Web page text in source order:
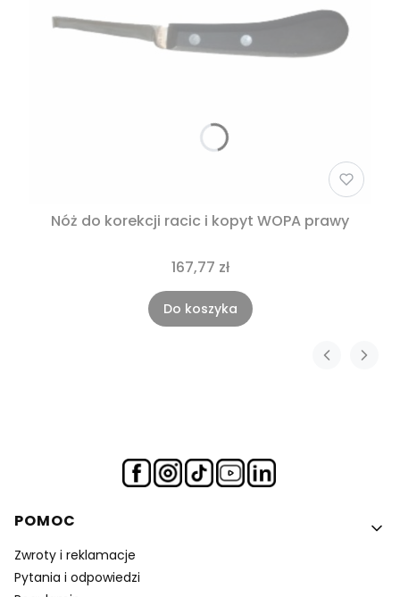
Nóż do korekcji racic i kopyt WOPA prawy
167,77 zł
Do koszyka
Linki w stopce
POMOC
Zwroty i reklamacje
Pytania i odpowiedzi